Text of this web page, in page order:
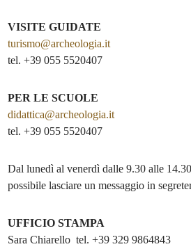
VISITE GUIDATE
turismo@archeologia.it
tel. +39 055 5520407
PER LE SCUOLE
didattica@archeologia.it
tel. +39 055 5520407
Dal lunedì al venerdì dalle 9.30 alle
possibile lasciare un messaggio in
UFFICIO STAMPA
Sara Chiarello tel. +39 329 9864843